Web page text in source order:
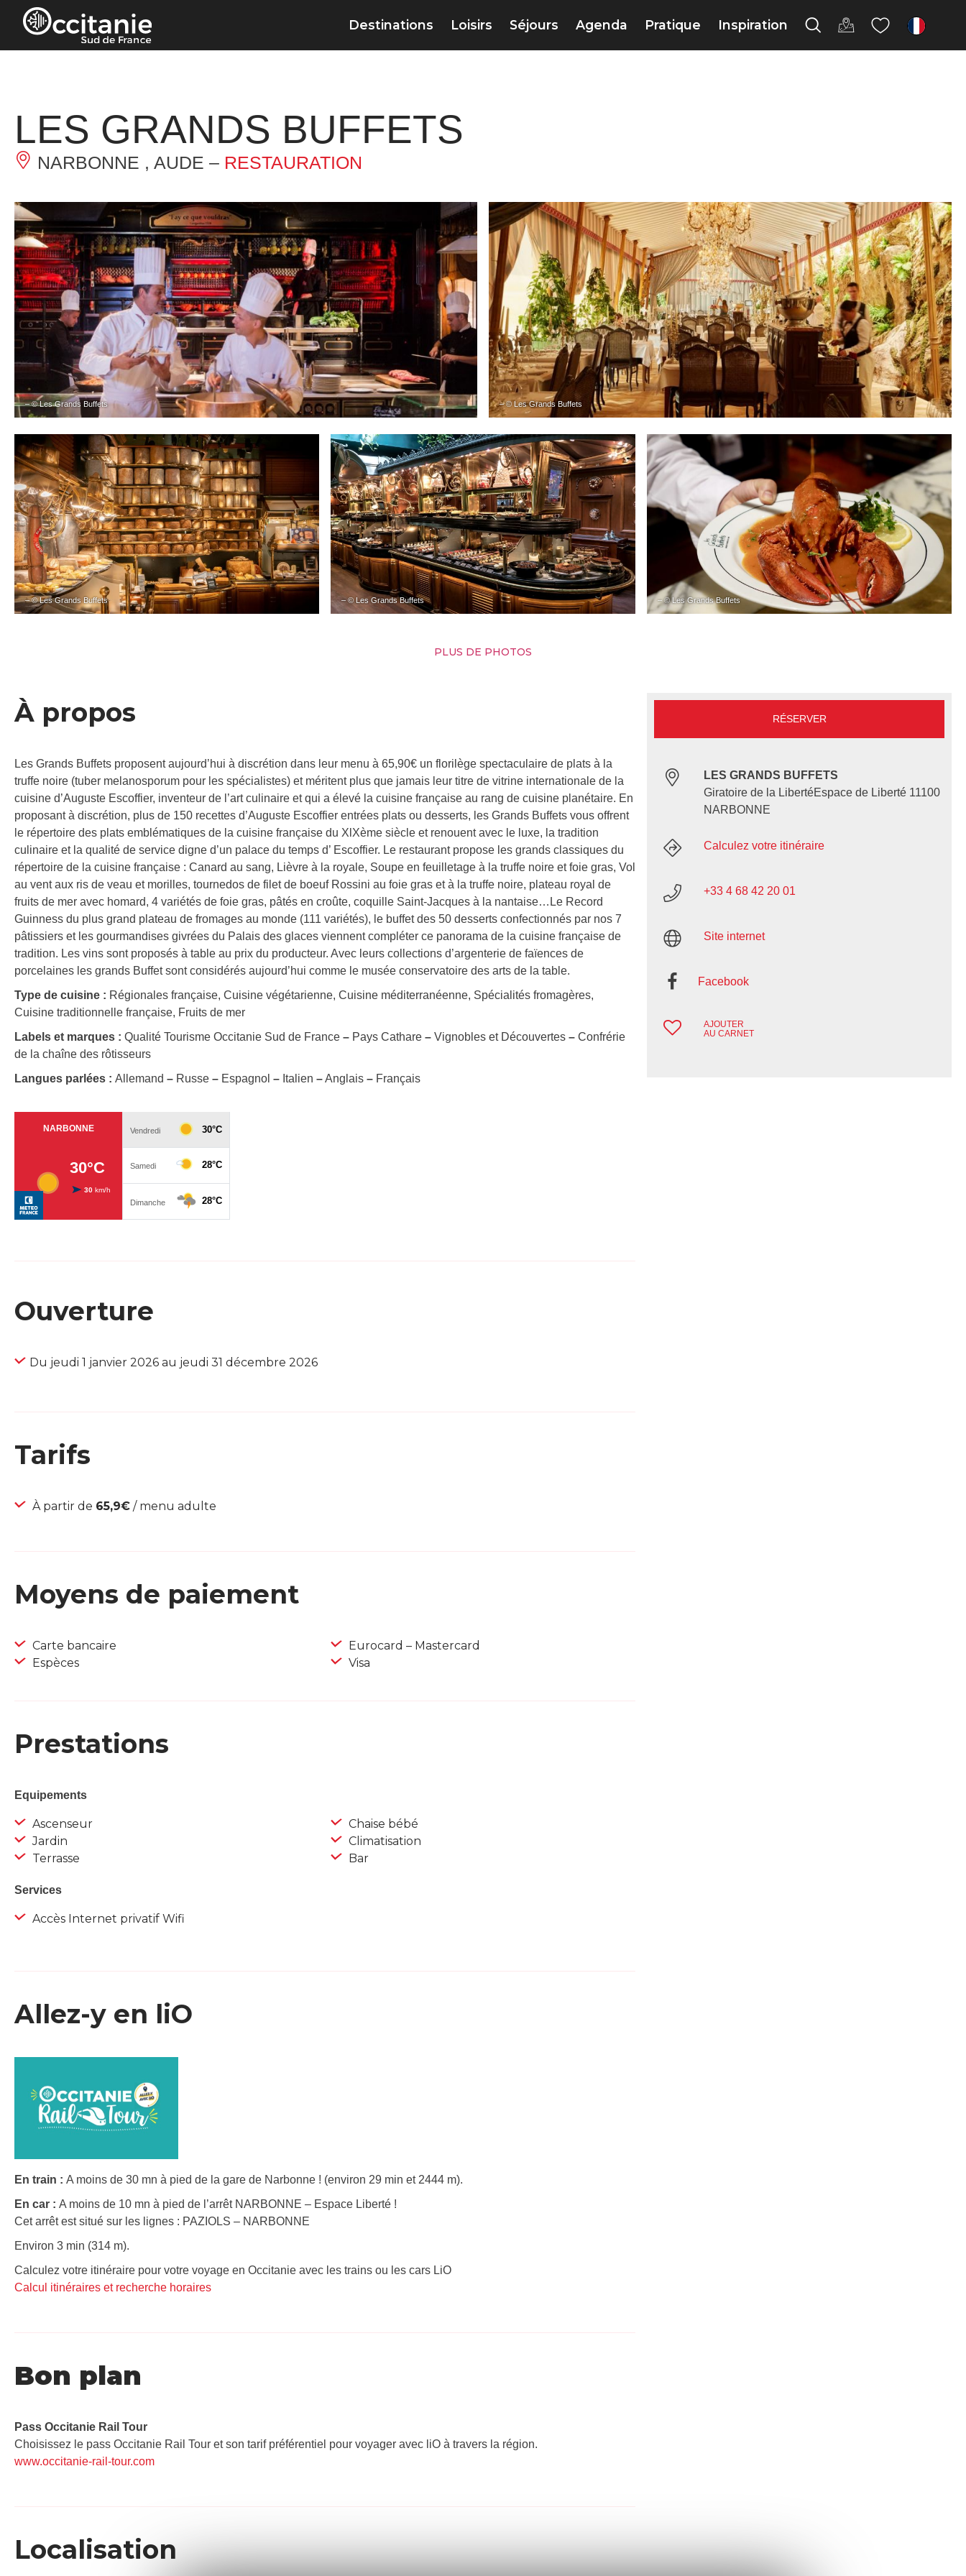
Panneau de gestion des cookies
Destinations Loisirs Séjours Agenda Pratique Inspiration fr
LES GRANDS BUFFETS
NARBONNE , AUDE – RESTAURATION
– © Les Grands Buffets – © Les Grands Buffets
– © Les Grands Buffets – © Les Grands Buffets – © Les Grands Buffets
PLUS DE PHOTOS
À propos
Les Grands Buffets proposent aujourd’hui à discrétion dans leur menu à 65,90€ un florilège spectaculaire de plats à la
truffe noire (tuber melanosporum pour les spécialistes) et méritent plus que jamais leur titre de vitrine internationale de la
cuisine d’Auguste Escoffier, inventeur de l’art culinaire et qui a élevé la cuisine française au rang de cuisine planétaire. En
proposant à discrétion, plus de 150 recettes d’Auguste Escoffier entrées plats ou desserts, les Grands Buffets vous offrent
le répertoire des plats emblématiques de la cuisine française du XlXème siècle et renouent avec le luxe, la tradition
culinaire et la qualité de service digne d’un palace du temps d’ Escoffier. Le restaurant propose les grands classiques du
répertoire de la cuisine française : Canard au sang, Lièvre à la royale, Soupe en feuilletage à la truffe noire et foie gras, Vol
au vent aux ris de veau et morilles, tournedos de filet de boeuf Rossini au foie gras et à la truffe noire, plateau royal de
fruits de mer avec homard, 4 variétés de foie gras, pâtés en croûte, coquille Saint-Jacques à la nantaise…Le Record
Guinness du plus grand plateau de fromages au monde (111 variétés), le buffet des 50 desserts confectionnés par nos 7
pâtissiers et les gourmandises givrées du Palais des glaces viennent compléter ce panorama de la cuisine française de
tradition. Les vins sont proposés à table au prix du producteur. Avec leurs collections d’argenterie de faïences de
porcelaines les grands Buffet sont considérés aujourd’hui comme le musée conservatoire des arts de la table.
Type de cuisine : Régionales française, Cuisine végétarienne, Cuisine méditerranéenne, Spécialités fromagères,
Cuisine traditionnelle française, Fruits de mer
Labels et marques : Qualité Tourisme Occitanie Sud de France – Pays Cathare – Vignobles et Découvertes – Confrérie
de la chaîne des rôtisseurs
Langues parlées : Allemand – Russe – Espagnol – Italien –Anglais – Français
Ouverture
Du jeudi 1 janvier 2026 au jeudi 31 décembre 2026
Tarifs
À partir de 65,9€ / menu adulte
Moyens de paiement
Carte bancaire
Espèces
Eurocard – Mastercard
Visa
Prestations
Equipements
Ascenseur
Jardin
Terrasse
Chaise bébé
Climatisation
Bar
Services
Accès Internet privatif Wifi
Allez-y en liO
En train : A moins de 30 mn à pied de la gare de Narbonne ! (environ 29 min et 2444 m).
En car : A moins de 10 mn à pied de l’arrêt NARBONNE – Espace Liberté !
Cet arrêt est situé sur les lignes : PAZIOLS – NARBONNE
Environ 3 min (314 m).
Calculez votre itinéraire pour votre voyage en Occitanie avec les trains ou les cars LiO
Calcul itinéraires et recherche horaires
Bon plan
Pass Occitanie Rail Tour​
Choisissez le pass Occitanie Rail Tour et son tarif préférentiel pour voyager avec liO à travers la région.
www.occitanie-rail-tour.com
Localisation
RÉSERVER
LES GRANDS BUFFETS
Giratoire de la LibertéEspace de Liberté 11100
NARBONNE
Calculez votre itinéraire
+33 4 68 42 20 01
Site internet
Facebook
AJOUTER
AU CARNET